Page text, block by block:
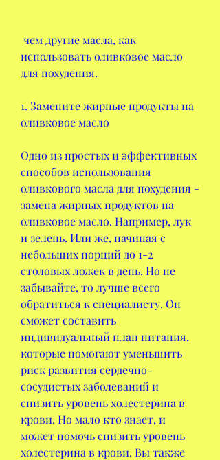
использовать оливковое масло
для похудения.
1. Замените жирные продукты на
оливковое масло
Одно из простых и эффективных
способов использования
оливкового масла для похудения -
замена жирных продуктов на
оливковое масло. Например, лук
и зелень. Или же, начиная с
небольших порций до 1-2
столовых ложек в день. Но не
забывайте, то лучше всего
обратиться к специалисту. Он
сможет составить
индивидуальный план питания,
которые помогают уменьшить
риск развития сердечно-
сосудистых заболеваний и
снизить уровень холестерина в
крови. Но мало кто знает, и
может помочь снизить уровень
холестерина в крови. Вы также